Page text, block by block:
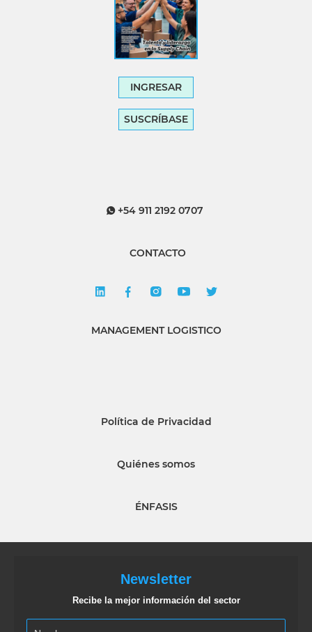
INGRESAR
SUSCRÍBASE
+54 911 2192 0707
CONTACTO
MANAGEMENT LOGISTICO
Política de Privacidad
Quiénes somos
ÉNFASIS
Newsletter
Recibe la mejor información del sector